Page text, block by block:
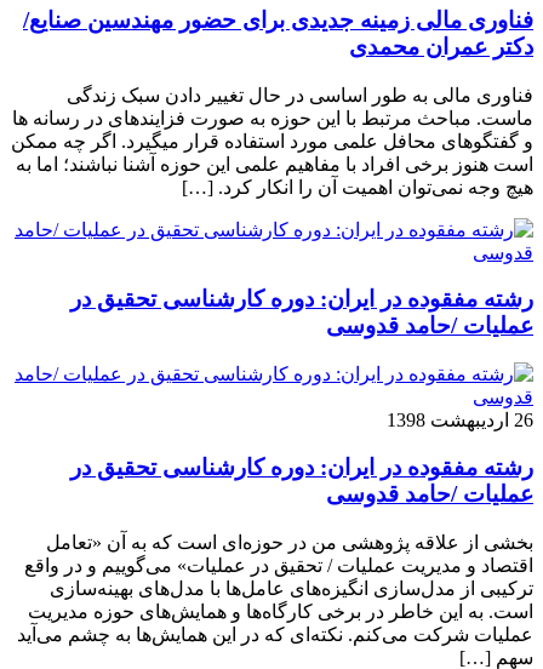
فناوری مالی زمینه جدیدی برای حضور مهندسین صنایع/
دکتر عمران محمدی
فناوری مالی به طور اساسی در حال تغییر دادن سبک زندگی
ماست. مباحث مرتبط با این حوزه به صورت فزاینده­ای در رسانه­ ها
و گفتگوهای محافل علمی مورد استفاده قرار می­گیرد. اگر چه ممکن
است هنوز برخی افراد با مفاهیم علمی این حوزه آشنا نباشند؛ اما به
هیچ وجه نمی‌توان اهمیت آن را انکار کرد. […]
رشته مفقوده در ایران: دوره کارشناسی تحقیق در
عملیات /حامد قدوسی
26 اردیبهشت 1398
رشته مفقوده در ایران: دوره کارشناسی تحقیق در
عملیات /حامد قدوسی
بخشی از علاقه پژوهشی من در حوزه‌ای است که به آن «تعامل
اقتصاد و مدیریت عملیات / تحقیق در عملیات» می‌گوییم و در واقع
ترکیبی از مدل‌سازی انگیزه‌های عامل‌ها با مدل‌های بهینه‌سازی
است. به این خاطر در برخی کارگاه‌ها و همایش‌های حوزه مدیریت
عملیات شرکت می‌کنم. نکته‌ای که در این همایش‌ها به چشم می‌آید
سهم […]